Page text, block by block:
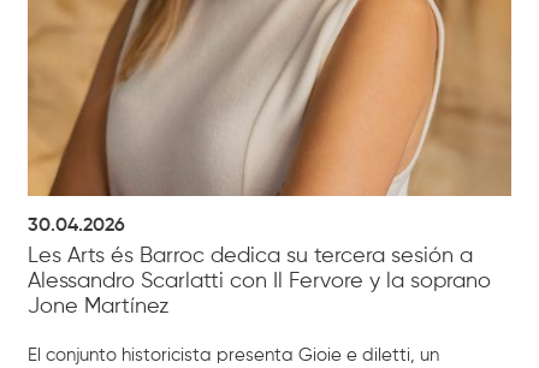
30.04.2026
Les Arts és Barroc dedica su tercera sesión a
Alessandro Scarlatti con Il Fervore y la soprano
Jone Martínez
El conjunto historicista presenta Gioie e diletti, un